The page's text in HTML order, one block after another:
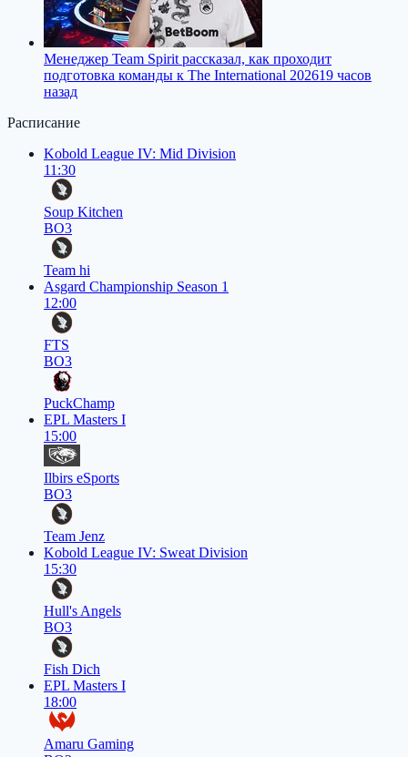
Менеджер Team Spirit рассказал, как проходит
подготовка команды к The International 202619 часов
назад
Расписание
Kobold League IV: Mid Division
11:30
Soup Kitchen
BO3
Team hi
Asgard Championship Season 1
12:00
FTS
BO3
PuckChamp
EPL Masters I
15:00
Ilbirs eSports
BO3
Team Jenz
Kobold League IV: Sweat Division
15:30
Hull's Angels
BO3
Fish Dich
EPL Masters I
18:00
Amaru Gaming